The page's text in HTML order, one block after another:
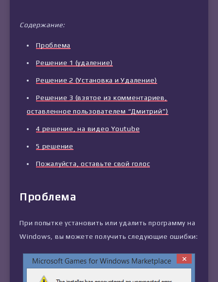
Содержание:
Проблема
Решение 1 (удаление)
Решение 2 (Установка и Удаление)
Решение 3 (взятое из комментариев,
оставленное пользователем “Дмитрий”)
4 решение, на видео Youtube
5 решение
Пожалуйста, оставьте свой голос
Проблема
При попытке установить или удалить программу на
Windows, вы можете получить следующие ошибки: